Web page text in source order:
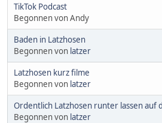
TikTok Podcast
Begonnen von Andy
Baden in Latzhosen
Begonnen von latzer
Latzhosen kurz filme
Begonnen von latzer
Ordentlich Latzhosen runter lassen auf
Begonnen von latzer